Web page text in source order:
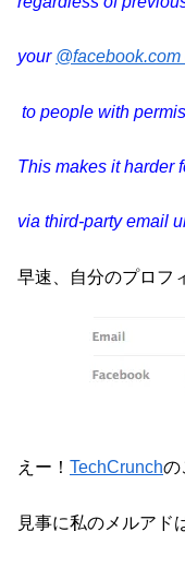
your
to people with
This makes it harder
via third-party email
早速、自分のプロフ
えー！ TechCrunchの
見事に私のメルアド